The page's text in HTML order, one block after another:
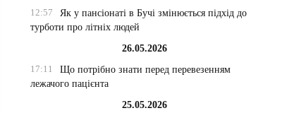
12:57
Як у пансіонаті в Бучі змінюється підхід до
турботи про літніх людей
26.05.2026
17:11
Що потрібно знати перед перевезенням
лежачого пацієнта
25.05.2026